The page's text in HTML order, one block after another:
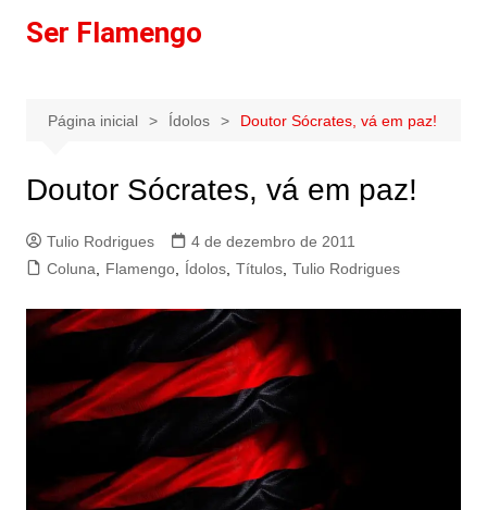
paraSer Flamengo
Página inicial Ídolos Doutor Sócrates, vá em paz!
Doutor Sócrates, vá em paz!
Tulio Rodrigues
4 de dezembro de 2011
Coluna
Flamengo, Ídolos, Títulos, Tulio Rodrigues